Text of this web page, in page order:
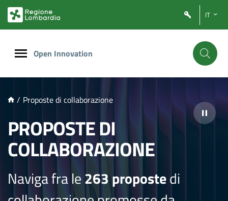
PRINCIPALE
IT
Open Innovation
/ Proposte di collaborazione
PROPOSTE DI
COLLABORAZIONE
Naviga fra le263 propostedi